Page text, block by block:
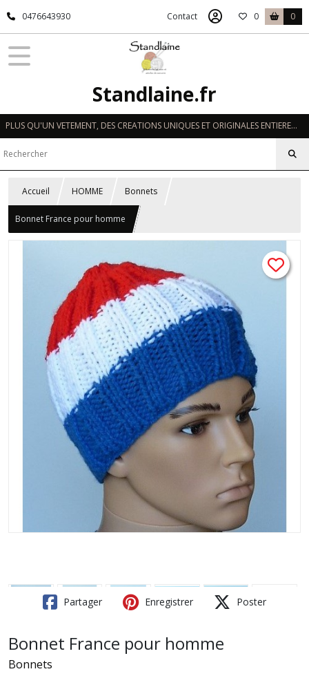
0476643930 Contact 0 0
Standlaine.fr
PLUS QU'UN VETEMENT, DES CREATIONS UNIQUES ET ORIGINALES ENTIEREMENT REALISEES A LA MAIN EN FRANCE
Accueil HOMME Bonnets
Bonnet France pour homme
Partager Enregistrer Poster
Bonnet France pour homme
Bonnets